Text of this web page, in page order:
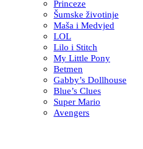
Princeze
Šumske životinje
Maša i Medvjed
LOL
Lilo i Stitch
My Little Pony
Betmen
Gabby’s Dollhouse
Blue’s Clues
Super Mario
Avengers